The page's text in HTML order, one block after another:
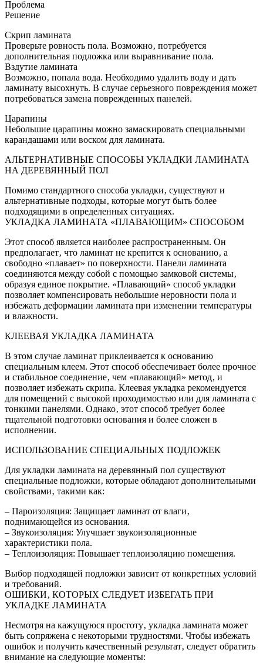
Проблема
Решение
Скрип ламината
Проверьте ровность пола. Возможно‚ потребуется
дополнительная подложка или выравнивание пола.
Вздутие ламината
Возможно‚ попала вода. Необходимо удалить воду и дать
ламинату высохнуть. В случае серьезного повреждения может
потребоваться замена поврежденных панелей.
Царапины
Небольшие царапины можно замаскировать специальными
карандашами или воском для ламината.
АЛЬТЕРНАТИВНЫЕ СПОСОБЫ УКЛАДКИ ЛАМИНАТА
НА ДЕРЕВЯННЫЙ ПОЛ
Помимо стандартного способа укладки‚ существуют и
альтернативные подходы‚ которые могут быть более
подходящими в определенных ситуациях.
УКЛАДКА ЛАМИНАТА «ПЛАВАЮЩИМ» СПОСОБОМ
Этот способ является наиболее распространенным. Он
предполагает‚ что ламинат не крепится к основанию‚ а
свободно «плавает» по поверхности. Панели ламината
соединяются между собой с помощью замковой системы‚
образуя единое покрытие. «Плавающий» способ укладки
позволяет компенсировать небольшие неровности пола и
избежать деформации ламината при изменении температуры
и влажности.
КЛЕЕВАЯ УКЛАДКА ЛАМИНАТА
В этом случае ламинат приклеивается к основанию
специальным клеем. Этот способ обеспечивает более прочное
и стабильное соединение‚ чем «плавающий» метод‚ и
позволяет избежать скрипа. Клеевая укладка рекомендуется
для помещений с высокой проходимостью или для ламината с
тонкими панелями. Однако‚ этот способ требует более
тщательной подготовки основания и более сложен в
исполнении.
ИСПОЛЬЗОВАНИЕ СПЕЦИАЛЬНЫХ ПОДЛОЖЕК
Для укладки ламината на деревянный пол существуют
специальные подложки‚ которые обладают дополнительными
свойствами‚ такими как:
– Пароизоляция: Защищает ламинат от влаги‚
поднимающейся из основания.
– Звукоизоляция: Улучшает звукоизоляционные
характеристики пола.
– Теплоизоляция: Повышает теплоизоляцию помещения.
Выбор подходящей подложки зависит от конкретных условий
и требований.
ОШИБКИ‚ КОТОРЫХ СЛЕДУЕТ ИЗБЕГАТЬ ПРИ
УКЛАДКЕ ЛАМИНАТА
Несмотря на кажущуюся простоту‚ укладка ламината может
быть сопряжена с некоторыми трудностями. Чтобы избежать
ошибок и получить качественный результат‚ следует обратить
внимание на следующие моменты: